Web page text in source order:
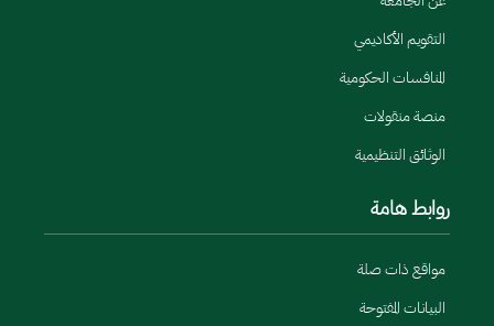
التقويم الأكاديمي
المنافسات الحكومية
منصة منقولات
الوثائق التنظيمية
روابط هامة
مواقع ذات صلة
البيانات المفتوحة